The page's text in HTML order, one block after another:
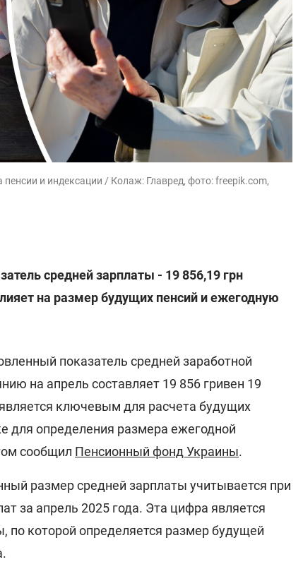
и индексации / Колаж: Главред, фото: freepik.com,
средней зарплаты - 19 856,19 грн
на размер будущих пенсий и ежегодную
показатель средней заработной
на апрель составляет 19 856 гривен 19
ключевым для расчета будущих
для определения размера ежегодной
сообщил Пенсионный фонд Украины.
размер средней зарплаты учитывается при
за апрель 2025 года. Эта цифра является
которой определяется размер будущей